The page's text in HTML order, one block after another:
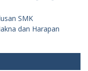
SMK
dan Harapan